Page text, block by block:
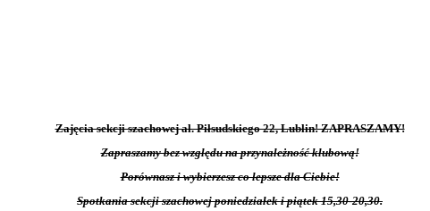
Zajęcia sekcji szachowej al. Piłsudskiego 22, Lublin! ZAPRASZAMY!
Zapraszamy bez względu na przynależność klubową!
Porównasz i wybierzesz co lepsze dla Ciebie!
Spotkania sekcji szachowej poniedziałek i piątek 15,30-20,30.